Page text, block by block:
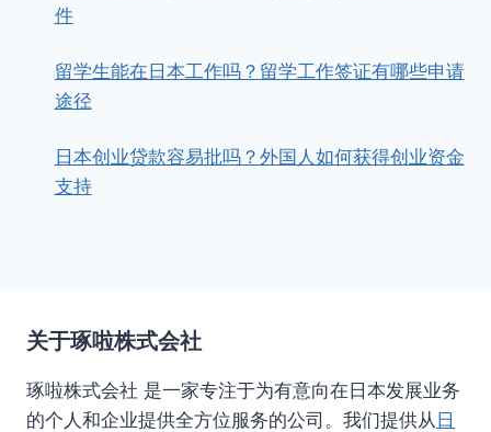
件
留学生能在日本工作吗？留学工作签证有哪些申请
途径
日本创业贷款容易批吗？外国人如何获得创业资金
支持
关于琢啦株式会社
琢啦株式会社 是一家专注于为有意向在日本发展业务
的个人和企业提供全方位服务的公司。我们提供从 日